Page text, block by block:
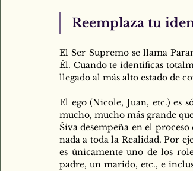
Reemplaza tu
El Ser Supremo se llama
Él. Cuando te identificas
llegado al más alto estado de
El ego (Nicole, Juan, etc.) es
mucho, mucho más grande
Śiva desempeña en el
nada a toda la Realidad. Por
es únicamente uno de los
padre, un marido, etc., e